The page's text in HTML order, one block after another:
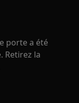
porte a été
Retirez la